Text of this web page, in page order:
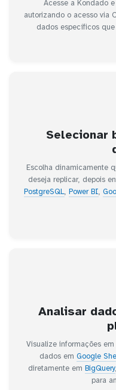
Acesse a Kondado
autorizando o acesso via
dados específicos
Selecionar
Escolha dinamicamente
deseja replicar, depois
PostgreSQL, Power BI,
Analisar
Visualize informações em
dados em Google
diretamente em BigQuery,
para